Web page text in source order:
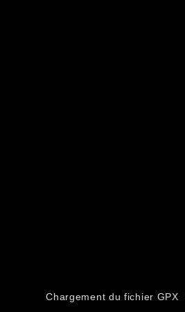
Chargement du fichier GPX